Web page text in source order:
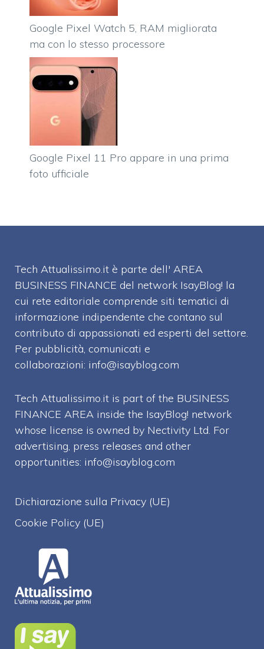
Google Pixel Watch 5, RAM migliorata
ma con lo stesso processore
Google Pixel 11 Pro appare in una prima
foto ufficiale
Tech Attualissimo.it è parte dell' AREA
BUSINESS FINANCE del network IsayBlog! la
cui rete editoriale comprende siti tematici di
informazione indipendente che contano sul
contributo di appassionati ed esperti del settore.
Per pubblicità, comunicati e
collaborazioni: info@isayblog.com
Tech Attualissimo.it is part of the BUSINESS
FINANCE AREA inside the IsayBlog! network
whose license is owned by Nectivity Ltd. For
advertising, press releases and other
opportunities: info@isayblog.com
Dichiarazione sulla Privacy (UE)
Cookie Policy (UE)